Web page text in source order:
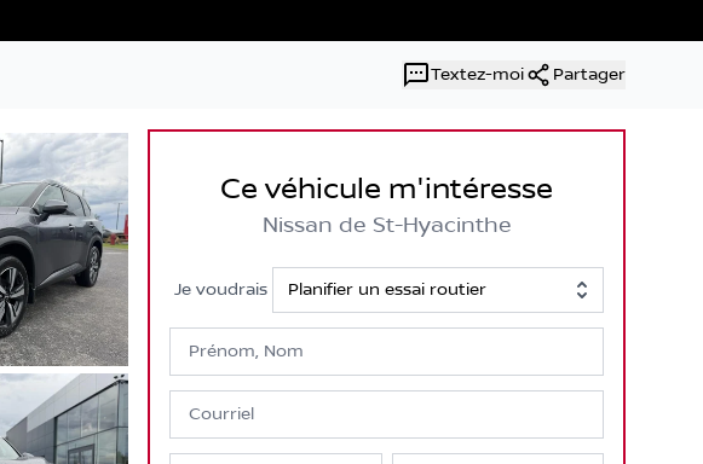
Textez-moi Partager
Ce véhicule m'intéresse
Nissan de St-Hyacinthe
Je voudrais
Prénom, Nom
Courriel